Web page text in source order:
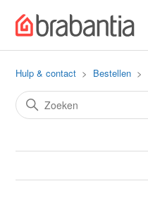
Hulp & contact Bestellen